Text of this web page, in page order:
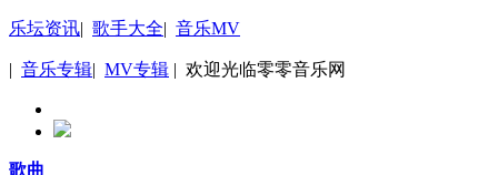
乐坛资讯| 歌手大全| 音乐MV
| 音乐专辑| MV专辑 | 欢迎光临零零音乐网
歌曲